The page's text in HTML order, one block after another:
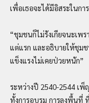
เพื่อเธอจะได้มีอิสระในก
“ชุมชนก็ไม่รังเกียจนะเพ
แต่แรก และอธิบายให้ชุมช
แข็งแรงไม่เคยป่วยหนัก”
ระหว่างปี 2540-2544 เพ็
ทั้งการอบรม การลงพื้นที่